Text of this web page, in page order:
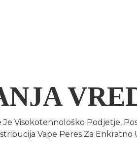
Je Visokotehnološko Podjetje,
Vape Peres Za